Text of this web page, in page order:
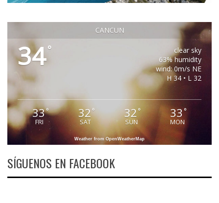
CANCUN
34°
clear sky
63% humidity
wind: 0m/s NE
H 34 • L 32
33°
FRI
32°
SAT
32°
SUN
33°
MON
Weather from OpenWeatherMap
SÍGUENOS EN FACEBOOK